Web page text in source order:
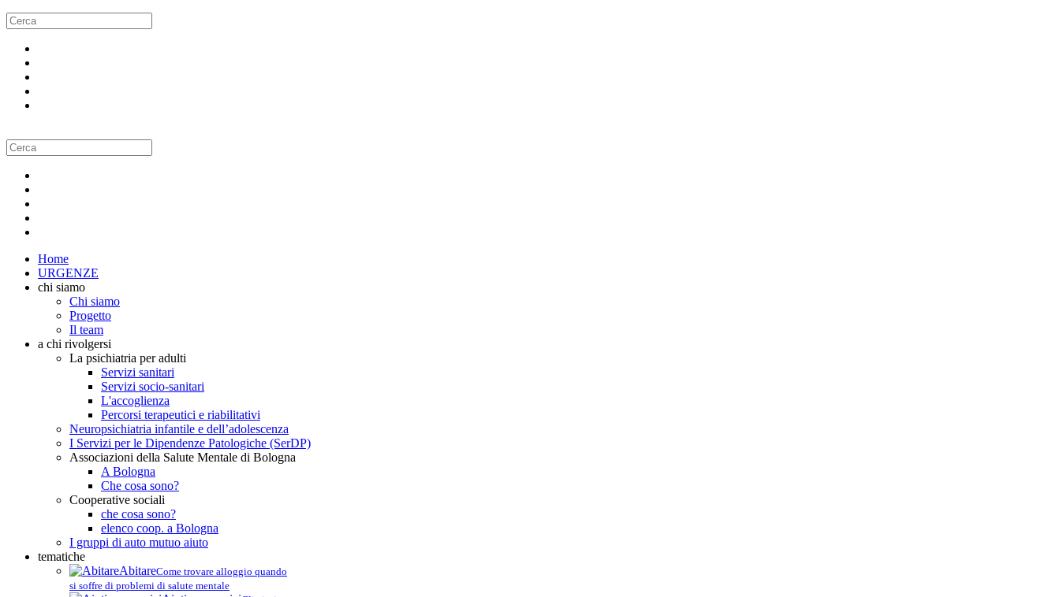
Home
URGENZE
chi siamo
Chi siamo
Progetto
Il team
a chi rivolgersi
La psichiatria per adulti
Servizi sanitari
Servizi socio-sanitari
L'accoglienza
Percorsi terapeutici e riabilitativi
Neuropsichiatria infantile e dell’adolescenza
I Servizi per le Dipendenze Patologiche (SerDP)
Associazioni della Salute Mentale di Bologna
A Bologna
Che cosa sono?
Cooperative sociali
che cosa sono?
elenco coop. a Bologna
I gruppi di auto mutuo aiuto
tematiche
AbitareCome trovare alloggio quando
si soffre di problemi di salute mentale